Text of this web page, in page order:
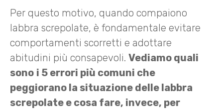
Per questo motivo, quando compaiono
labbra screpolate, è fondamentale evitare
comportamenti scorretti e adottare
abitudini più consapevoli. Vediamo quali
sono i 5 errori più comuni che
peggiorano la situazione delle labbra
screpolate e cosa fare, invece, per